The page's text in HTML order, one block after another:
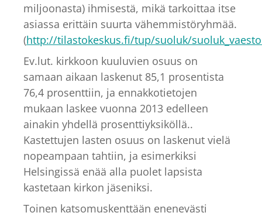
miljoonasta) ihmisestä, mikä tarkoittaa itse
asiassa erittäin suurta vähemmistöryhmää.
(http://tilastokeskus.fi/tup/suoluk/
Ev.lut. kirkkoon kuuluvien osuus on
samaan aikaan laskenut 85,1 prosentista
76,4 prosenttiin, ja ennakkotietojen
mukaan laskee vuonna 2013 edelleen
ainakin yhdellä prosenttiyksiköllä..
Kastettujen lasten osuus on laskenut vielä
nopeampaan tahtiin, ja esimerkiksi
Helsingissä enää alla puolet lapsista
kastetaan kirkon jäseniksi.
Toinen katsomuskenttään enenevästi